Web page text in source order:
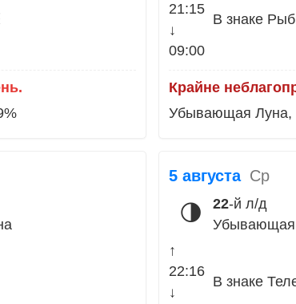
21:15
↓
09:00
В знаке
Крайне
Убывающая Луна,
5 августа Ср
🌗 22-й л/д
Убывающая
↑
22:16
↓
В знаке